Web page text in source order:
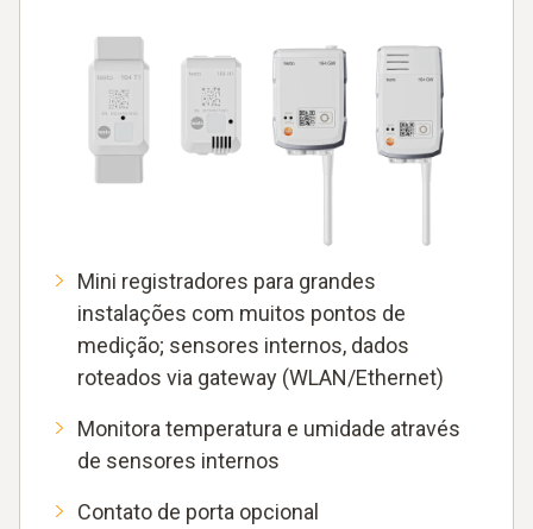
Mini registradores para grandes
instalações com muitos pontos de
medição; sensores internos, dados
roteados via gateway (WLAN/Ethernet)
Monitora temperatura e umidade através
de sensores internos
Contato de porta opcional